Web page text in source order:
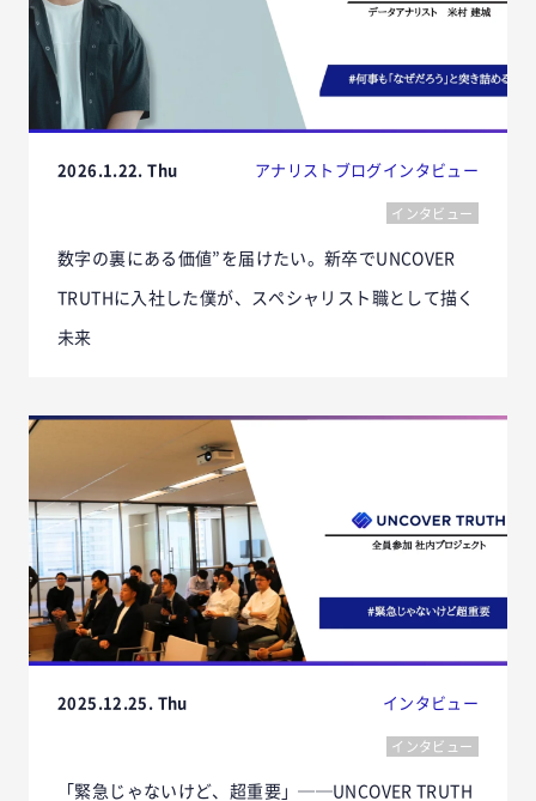
2026.1.22. Thu アナリストブログインタビュー
インタビュー
数字の裏にある価値”を届けたい。新卒でUNCOVER
TRUTHに入社した僕が、スペシャリスト職として描く
未来
2025.12.25. Thu インタビュー
インタビュー
「緊急じゃないけど、超重要」──UNCOVER TRUTH